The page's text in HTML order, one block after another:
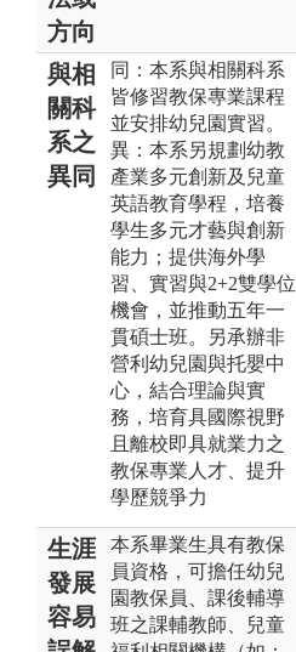
方向
與相
關科
系之
異同
同：本系與相關科系
皆修習教保專業課程
並安排幼兒園實習。
異：本系另規劃幼教
產業多元創新及兒童
英語教育學程，培養
學生多元才藝與創新
能力；提供海外學
習、實習與2+2雙學位
機會，並推動五年一
貫碩士班。另承辦非
營利幼兒園與托嬰中
心，結合理論與實
務，培育具國際視野
且離校即具就業力之
教保專業人才、提升
學歷競爭力
生涯
發展
容易
本系畢業生具有教保
員資格，可擔任幼兒
園教保員、課後輔導
班之課輔教師、兒童